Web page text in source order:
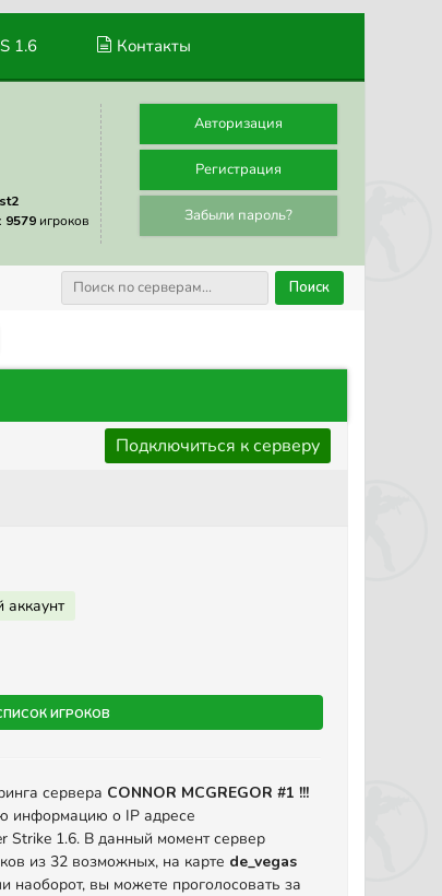
1.6 Контакты
9579 игроков
Авторизация
Регистрация
Забыли пароль?
Поиск
Подключиться к серверу
аккаунт
игроков
сервера CONNOR MCGREGOR #1 !!!
информацию о IP адресе
Strike 1.6. В данный момент сервер
из 32 возможных, на карте de_vegas
наоборот, вы можете проголосовать за